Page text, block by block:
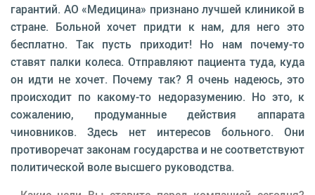
гарантий. АО «Медицина» признано лучшей клиникой в
стране. Больной хочет придти к нам, для него это
бесплатно. Так пусть приходит! Но нам почему-то
ставят палки колеса. Отправляют пациента туда, куда
он идти не хочет. Почему так? Я очень надеюсь, это
происходит по какому-то недоразумению. Но это, к
сожалению, продуманные действия аппарата
чиновников. Здесь нет интересов больного. Они
противоречат законам государства и не соответствуют
политической воле высшего руководства.